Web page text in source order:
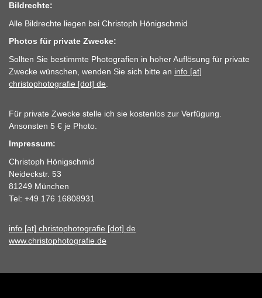
Bildrechte:
Alle Bildrechte liegen bei Christoph Hönigschmid
Photos für private Zwecke:
Sollten Sie bestimmte Photografien in hoher Auflösung für private
Zwecke wünschen, wenden Sie sich bitte an info [at]
christophotografie [dot] de.
Für private Zwecke stelle ich sie kostenlos zur Verfügung.
Ansonsten 5 € je Photo.
Impressum:
Christoph Hönigschmid
Neideckstr. 53
81249 München
Tel: +49 176 16808931
info [at] christophotografie [dot] de
www.christophotografie.de